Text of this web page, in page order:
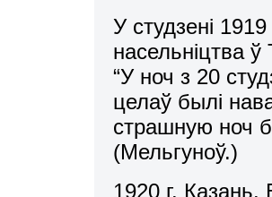
У студзені
насельніцтва
“У ноч з 20
целаў былі
страшную ноч
(Мельгуноў.)
1920 г. Казань.